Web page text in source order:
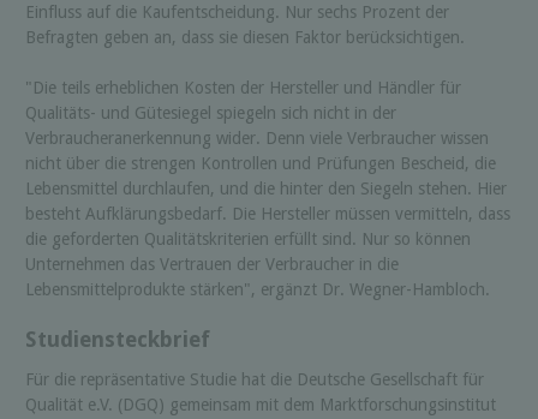
Einfluss auf die Kaufentscheidung. Nur sechs Prozent der
Befragten geben an, dass sie diesen Faktor berücksichtigen.
"Die teils erheblichen Kosten der Hersteller und Händler für
Qualitäts- und Gütesiegel spiegeln sich nicht in der
Verbraucheranerkennung wider. Denn viele Verbraucher wissen
nicht über die strengen Kontrollen und Prüfungen Bescheid, die
Lebensmittel durchlaufen, und die hinter den Siegeln stehen. Hier
besteht Aufklärungsbedarf. Die Hersteller müssen vermitteln, dass
die geforderten Qualitätskriterien erfüllt sind. Nur so können
Unternehmen das Vertrauen der Verbraucher in die
Lebensmittelprodukte stärken", ergänzt Dr. Wegner-Hambloch.
Studiensteckbrief
Für die repräsentative Studie hat die Deutsche Gesellschaft für
Qualität e.V. (DGQ) gemeinsam mit dem Marktforschungsinstitut